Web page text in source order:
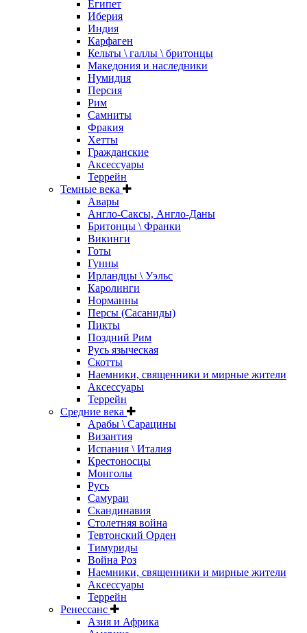
Египет
Иберия
Индия
Карфаген
Кельты \ галлы \ бритонцы
Македония и наследники
Нумидия
Персия
Рим
Самниты
Фракия
Хетты
Гражданские
Аксессуары
Террейн
Темные века
Авары
Англо-Саксы, Англо-Даны
Бритонцы \ Франки
Викинги
Готы
Гунны
Ирландцы \ Уэльс
Каролинги
Норманны
Персы (Сасаниды)
Пикты
Поздний Рим
Русь языческая
Скотты
Наемники, священники и мирные жители
Аксессуары
Террейн
Средние века
Арабы \ Сарацины
Византия
Испания \ Италия
Крестоносцы
Монголы
Русь
Самураи
Скандинавия
Столетняя война
Тевтонский Орден
Тимуриды
Война Роз
Наемники, священники и мирные жители
Аксессуары
Террейн
Ренессанс
Азия и Африка